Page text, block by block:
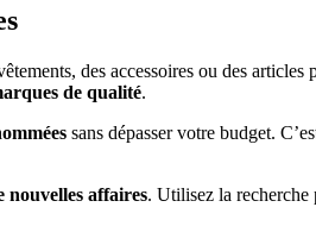
des accessoires ou des
de qualité.
sans dépasser votre budget.
nouvelles affaires. Utilisez la recherche